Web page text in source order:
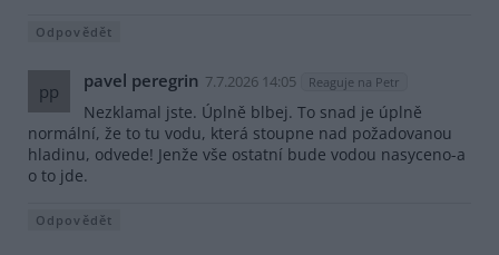
Odpovědět
pp pavel peregrin 7.7.2026 14:05 Reaguje na Petr
Nezklamal jste. Úplně blbej. To snad je úplně
normální, že to tu vodu, která stoupne nad požadovanou
hladinu, odvede! Jenže vše ostatní bude vodou nasyceno-a
o to jde.
Odpovědět